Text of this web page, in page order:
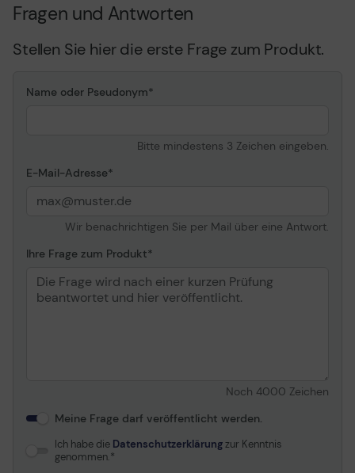
Fragen und Antworten
Stellen Sie hier die erste Frage zum Produkt.
Name oder Pseudonym
Bitte mindestens 3 Zeichen eingeben.
E-Mail-Adresse
Wir benachrichtigen Sie per Mail über eine Antwort.
Ihre Frage zum Produkt
Noch 4000 Zeichen
Meine Frage darf veröffentlicht werden.
Ich habe die Datenschutzerklärungzur Kenntnis
genommen.